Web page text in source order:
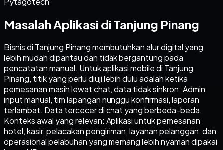
Masalah Aplikasi di Tanjung Pinang
Bisnis di Tanjung Pinang membutuhkan alur digital yang
lebih mudah dipantau dan tidak bergantung pada
pencatatan manual. Untuk aplikasi mobile di Tanjung
Pinang, titik yang perlu diuji lebih dulu adalah ketika
pemesanan masih lewat chat, data tidak sinkron: Admin
input manual, tim lapangan nunggu konfirmasi, laporan
terlambat. Data tercecer di chat yang berbeda-beda.
Konteks awal yang relevan: Aplikasi untuk pemesanan
hotel, kasir, pelacakan pengiriman, layanan pelanggan, dan
operasional pelabuhan yang memang lebih nyaman dipakai